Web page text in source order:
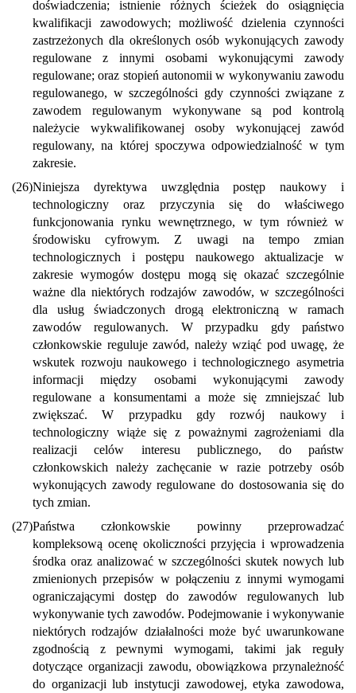
doświadczenia; istnienie różnych ścieżek do osiągnięcia
kwalifikacji zawodowych; możliwość dzielenia czynności
zastrzeżonych dla określonych osób wykonujących zawody
regulowane z innymi osobami wykonującymi zawody
regulowane; oraz stopień autonomii w wykonywaniu zawodu
regulowanego, w szczególności gdy czynności związane z
zawodem regulowanym wykonywane są pod kontrolą
należycie wykwalifikowanej osoby wykonującej zawód
regulowany, na której spoczywa odpowiedzialność w tym
zakresie.
(26)Niniejsza dyrektywa uwzględnia postęp naukowy i
technologiczny oraz przyczynia się do właściwego
funkcjonowania rynku wewnętrznego, w tym również w
środowisku cyfrowym. Z uwagi na tempo zmian
technologicznych i postępu naukowego aktualizacje w
zakresie wymogów dostępu mogą się okazać szczególnie
ważne dla niektórych rodzajów zawodów, w szczególności
dla usług świadczonych drogą elektroniczną w ramach
zawodów regulowanych. W przypadku gdy państwo
członkowskie reguluje zawód, należy wziąć pod uwagę, że
wskutek rozwoju naukowego i technologicznego asymetria
informacji między osobami wykonującymi zawody
regulowane a konsumentami a może się zmniejszać lub
zwiększać. W przypadku gdy rozwój naukowy i
technologiczny wiąże się z poważnymi zagrożeniami dla
realizacji celów interesu publicznego, do państw
członkowskich należy zachęcanie w razie potrzeby osób
wykonujących zawody regulowane do dostosowania się do
tych zmian.
(27)Państwa członkowskie powinny przeprowadzać
kompleksową ocenę okoliczności przyjęcia i wprowadzenia
środka oraz analizować w szczególności skutek nowych lub
zmienionych przepisów w połączeniu z innymi wymogami
ograniczającymi dostęp do zawodów regulowanych lub
wykonywanie tych zawodów. Podejmowanie i wykonywanie
niektórych rodzajów działalności może być uwarunkowane
zgodnością z pewnymi wymogami, takimi jak reguły
dotyczące organizacji zawodu, obowiązkowa przynależność
do organizacji lub instytucji zawodowej, etyka zawodowa,